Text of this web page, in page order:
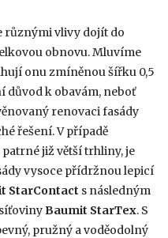
různými vlivy dojít do
obnovu. Mluvíme
onu zmíněnou šířku 0,5
důvod k obavám, neboť
renovaci fasády
řešení. V případě
již větší trhliny, je
vysoce přídržnou lepicí
StarContact s následným
Baumit StarTex. S
pružný a voděodolný